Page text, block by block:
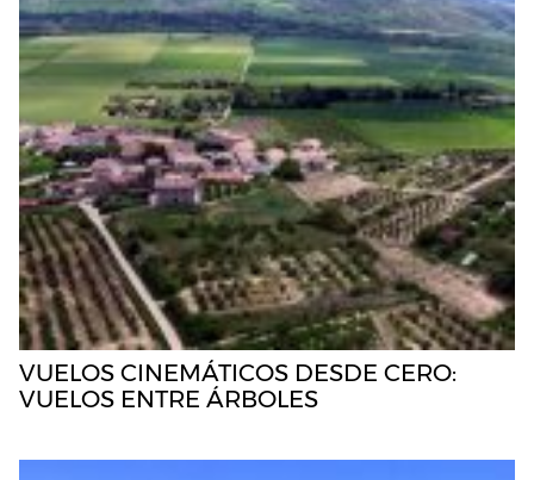
VUELOS CINEMÁTICOS DESDE CERO:
VUELOS ENTRE ÁRBOLES